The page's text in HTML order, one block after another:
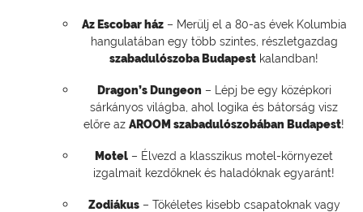
Az Escobar ház– Merülj el a 80-as évek Kolumbia
hangulatában egy több szintes, részletgazdag
szabadulószoba Budapest kalandban!
Dragon’s Dungeon – Lépj be egy középkori
sárkányos világba, ahol logika és bátorság visz
előre az AROOM szabadulószobában Budapest!
Motel – Élvezd a klasszikus motel-környezet
izgalmait kezdőknek és haladóknak egyaránt!
Zodiákus– Tökéletes kisebb csapatoknak vagy